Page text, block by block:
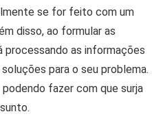
se for feito com um
disso, ao formular as
as informações
para o seu problema.
fazer com que surja